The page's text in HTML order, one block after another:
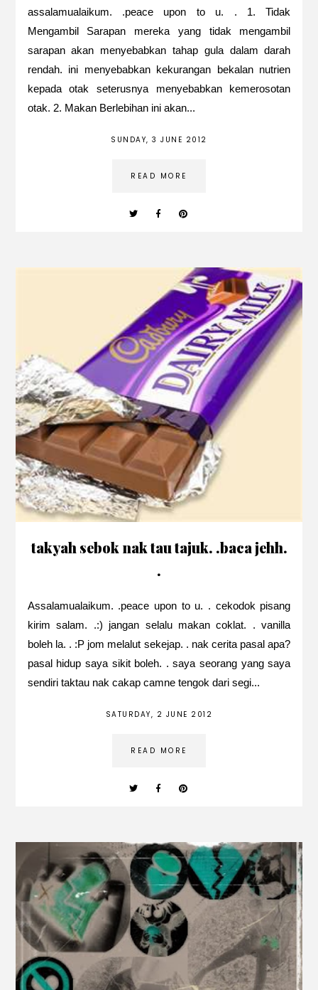
assalamualaikum. .peace upon to u. . 1. Tidak
Mengambil Sarapan mereka yang tidak mengambil
sarapan akan menyebabkan tahap gula dalam darah
rendah. ini menyebabkan kekurangan bekalan nutrien
kepada otak seterusnya menyebabkan kemerosotan
otak. 2. Makan Berlebihan ini akan...
SUNDAY, 3 JUNE 2012
READ MORE
takyah sebok nak tau tajuk. .baca jehh.
.
Assalamualaikum. .peace upon to u. . cekodok pisang
kirim salam. .:) jangan selalu makan coklat. . vanilla
boleh la. . :P jom melalut sekejap. . nak cerita pasal apa?
pasal hidup saya sikit boleh. . saya seorang yang saya
sendiri taktau nak cakap camne tengok dari segi...
SATURDAY, 2 JUNE 2012
READ MORE